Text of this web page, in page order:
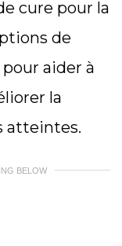
cure pour la
de
aider à
la
atteintes.
BELOW